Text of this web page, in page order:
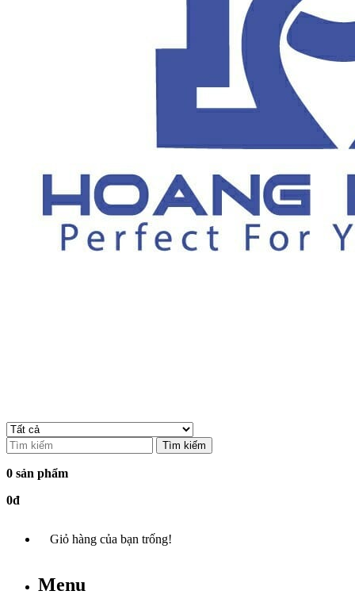
Tìm kiếm
0 sản phẩm
0đ
Giỏ hàng của bạn trống!
Menu